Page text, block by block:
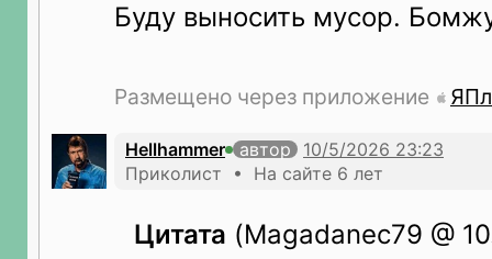
Буду выносить мусор.
Размещено через приложение
Hellhammer
автор
Приколист • На сайте 6 лет
Цитата (Magadanec79 @